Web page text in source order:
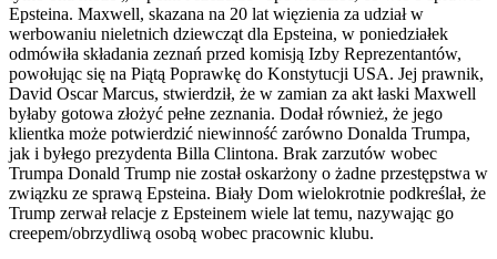
Epsteina. Maxwell, skazana na 20 lat więzienia za udział w
werbowaniu nieletnich dziewcząt dla Epsteina, w poniedziałek
odmówiła składania zeznań przed komisją Izby Reprezentantów,
powołując się na Piątą Poprawkę do Konstytucji USA. Jej prawnik,
David Oscar Marcus, stwierdził, że w zamian za akt łaski Maxwell
byłaby gotowa złożyć pełne zeznania. Dodał również, że jego
klientka może potwierdzić niewinność zarówno Donalda Trumpa,
jak i byłego prezydenta Billa Clintona. Brak zarzutów wobec
Trumpa Donald Trump nie został oskarżony o żadne przestępstwa w
związku ze sprawą Epsteina. Biały Dom wielokrotnie podkreślał, że
Trump zerwał relacje z Epsteinem wiele lat temu, nazywając go
creepem/obrzydliwą osobą wobec pracownic klubu.